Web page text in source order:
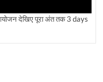
देखिए पूरा अंत तक3 days